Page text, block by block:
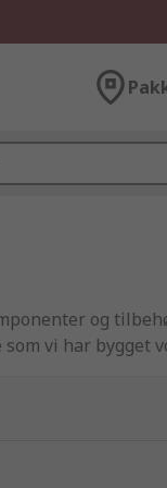
og
vi har bygget
og
som
mest